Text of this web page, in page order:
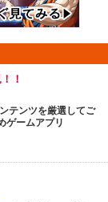
！
テンツを厳選してご
ゲームアプリ